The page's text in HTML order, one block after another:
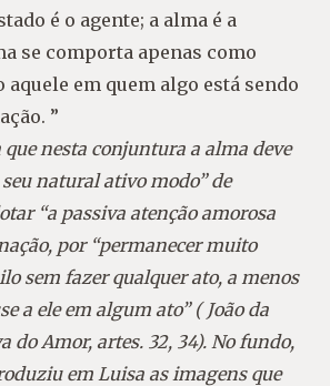
é o agente; a alma é a
se comporta apenas como
aquele em quem algo está sendo
”
que nesta conjuntura a alma deve
seu natural ativo modo” de
“a passiva atenção amorosa
por “permanecer muito
sem fazer qualquer ato, a menos
a ele em algum ato” ( João da
do Amor, artes. 32, 34). No fundo,
em Luisa as imagens que